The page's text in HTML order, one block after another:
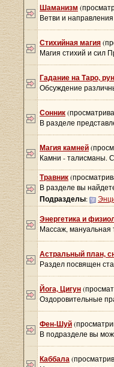
Шаманизм
Ветви и
Стихийная магия
Магия стихий и сил
Гадание на Таро,
Обсуждение
Сонник
В разделе
Магия камней
Камни - талисманы.
Травник
В разделе вы
Подразделы:
Энергетика и
Массаж, мануальная
Астральный план,
Раздел посвящен
Йога, Цигун
Оздоровительные
Фен-Шуй
В подразделе вы
Каббала